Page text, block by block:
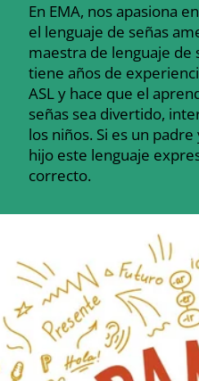
En EMA, nos apasiona
el lenguaje de señas
maestra de lenguaje de
tiene años de
ASL y hace que el
señas sea divertido,
los niños. Si es un
hijo este lenguaje
correcto.